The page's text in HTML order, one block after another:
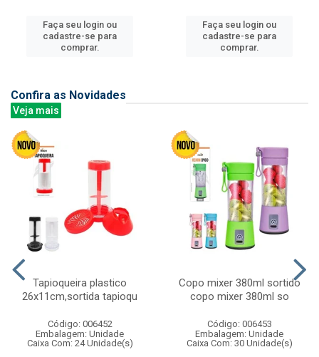
Faça seu login ou
cadastre-se para
comprar.
Faça seu login ou
cadastre-se para
comprar.
Confira as Novidades
Veja mais
Tapioqueira plastico
26x11cm,sortida tapioqu
Código: 006452
Embalagem: Unidade
Caixa Com: 24 Unidade(s)
Copo mixer 380ml sortido
copo mixer 380ml so
Código: 006453
Embalagem: Unidade
Caixa Com: 30 Unidade(s)